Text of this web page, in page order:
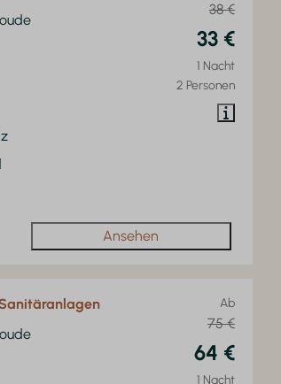
38 €
33 €
1 Nacht
2 Personen
Ansehen
Ab
75 €
64 €
1 Nacht